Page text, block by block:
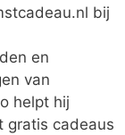
bij
en
van
helpt hij
gratis cadeaus